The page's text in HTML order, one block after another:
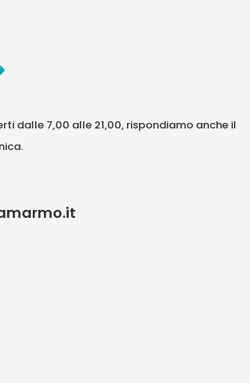
dalle 7,00 alle 21,00, rispondiamo anche il